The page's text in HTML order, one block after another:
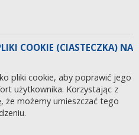
COOKIE (CIASTECZKA) NA
pliki cookie, aby poprawić jego
użytkownika. Korzystając z
że możemy umieszczać tego